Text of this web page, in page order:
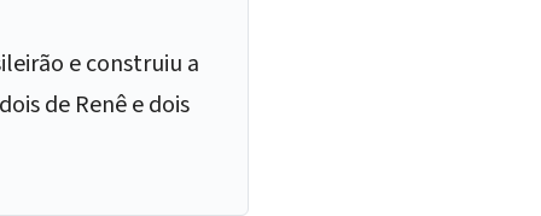
e construiu a
de Renê e dois